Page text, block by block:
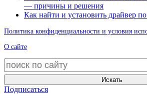
— причины и решения
Как найти и установить драйвер
Политика конфиденциальности и условия
О сайте
Искать
Подписаться